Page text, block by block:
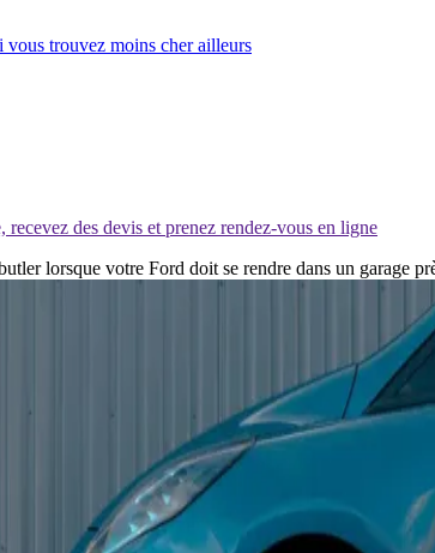
trouvez moins cher ailleurs
recevez des devis et prenez rendez-vous en ligne
lorsque votre Ford doit se rendre dans un garage